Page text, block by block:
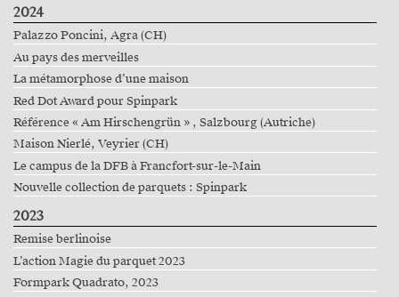
2024
Palazzo Poncini, Agra (CH)
Au pays des merveilles
La métamorphose d’une maison
Red Dot Award pour Spinpark
Référence « Am Hirschengrün » , Salzbourg (Autriche)
Maison Nierlé, Veyrier (CH)
Le campus de la DFB à Francfort-sur-le-Main
Nouvelle collection de parquets : Spinpark
2023
Remise berlinoise
L’action Magie du parquet 2023
Formpark Quadrato, 2023